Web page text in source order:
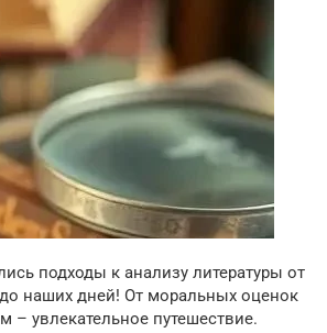
подходы к анализу литературы от
наших дней! От моральных оценок
– увлекательное путешествие.